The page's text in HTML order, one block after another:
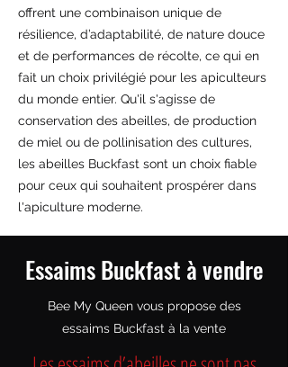
offrent une combinaison unique de
résilience, d’adaptabilité, de nature douce
et de performances de récolte, ce qui en
fait un choix privilégié pour les apiculteurs
du monde entier. Qu'il s'agisse de
conservation des abeilles, de production
de miel ou de pollinisation des cultures,
les abeilles Buckfast sont un choix fiable
pour ceux qui souhaitent prospérer dans
l'apiculture moderne.
Essaims Buckfast à vendre
Bee My Queen vous propose des
essaims Buckfast à la vente